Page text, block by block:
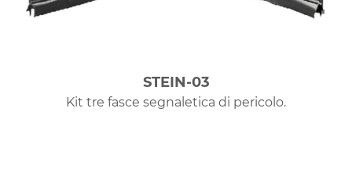
STEIN-03
Kit tre fasce segnaletica di pericolo.